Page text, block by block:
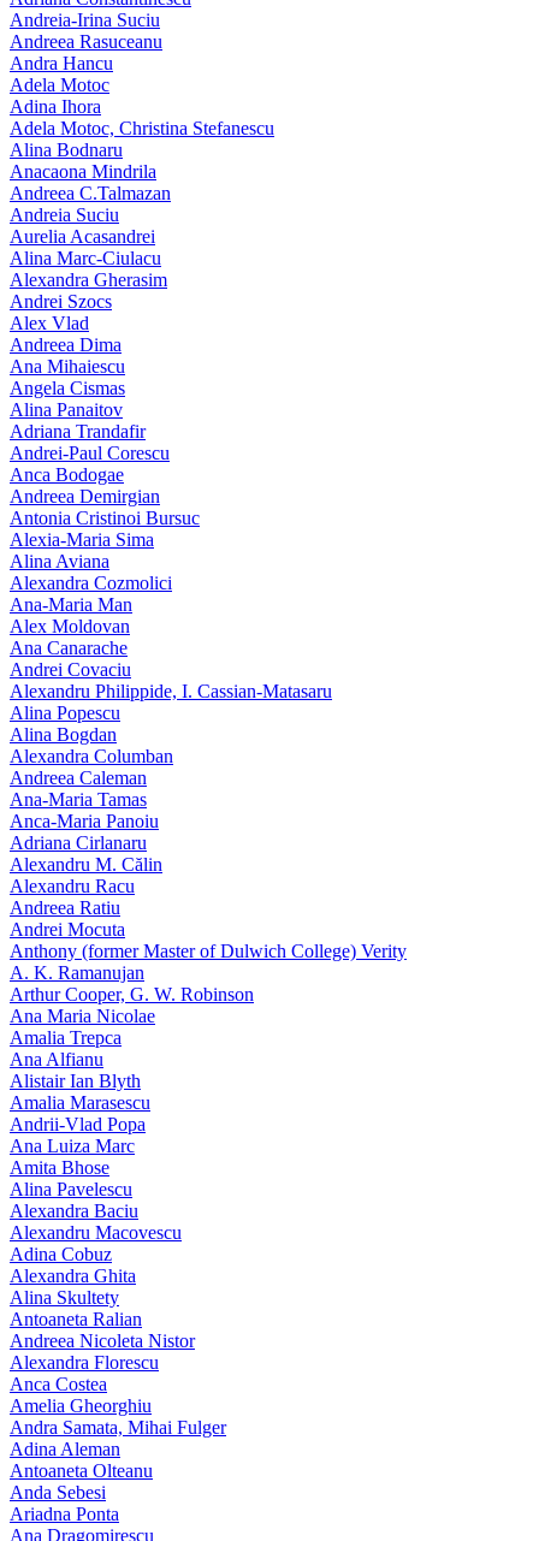
Andreia-Irina Suciu
Andreea Rasuceanu
Andra Hancu
Adela Motoc
Adina Ihora
Adela Motoc, Christina Stefanescu
Alina Bodnaru
Anacaona Mindrila
Andreea C.Talmazan
Andreia Suciu
Aurelia Acasandrei
Alina Marc-Ciulacu
Alexandra Gherasim
Andrei Szocs
Alex Vlad
Andreea Dima
Ana Mihaiescu
Angela Cismas
Alina Panaitov
Adriana Trandafir
Andrei-Paul Corescu
Anca Bodogae
Andreea Demirgian
Antonia Cristinoi Bursuc
Alexia-Maria Sima
Alina Aviana
Alexandra Cozmolici
Ana-Maria Man
Alex Moldovan
Ana Canarache
Andrei Covaciu
Alexandru Philippide, I. Cassian‑Matasaru
Alina Popescu
Alina Bogdan
Alexandra Columban
Andreea Caleman
Ana-Maria Tamas
Anca-Maria Panoiu
Adriana Cirlanaru
Alexandru M. Călin
Alexandru Racu
Andreea Ratiu
Andrei Mocuta
Anthony (former Master of Dulwich College) Verity
A. K. Ramanujan
Arthur Cooper, G. W. Robinson
Ana Maria Nicolae
Amalia Trepca
Ana Alfianu
Alistair Ian Blyth
Amalia Marasescu
Andrii-Vlad Popa
Ana Luiza Marc
Amita Bhose
Alina Pavelescu
Alexandra Baciu
Alexandru Macovescu
Adina Cobuz
Alexandra Ghita
Alina Skultety
Antoaneta Ralian
Andreea Nicoleta Nistor
Alexandra Florescu
Anca Costea
Amelia Gheorghiu
Andra Samata, Mihai Fulger
Adina Aleman
Antoaneta Olteanu
Anda Sebesi
Ariadna Ponta
Ana Dragomirescu